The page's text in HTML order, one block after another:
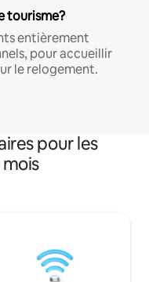
tourisme?
entièrement
pour accueillir
le relogement.
pour les